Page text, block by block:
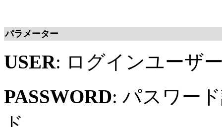
パラメーター
USER: ログインユーザ
PASSWORD: パスワー